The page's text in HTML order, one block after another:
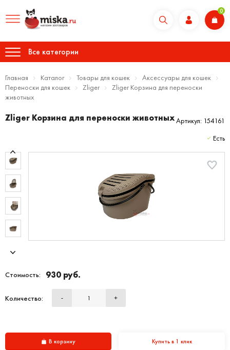
0
Все категории
Главная Каталог Товары для кошек
Аксессуары для кошек
Переноски для кошек
Zliger
Zliger Корзина для переноски
животных
Zliger Корзина для переноски животныхАртикул: 154161
Есть
Стоимость: 930 руб.
Количество: - +
В корзину Купить в 1 клик